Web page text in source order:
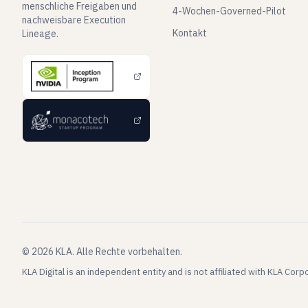
menschliche Freigaben und
nachweisbare Execution
Lineage.
4-Wochen-Governed-Pilot
Kontakt
© 2026 KLA. Alle Rechte vorbehalten.
KLA Digital is an independent entity and is not affiliated with KLA